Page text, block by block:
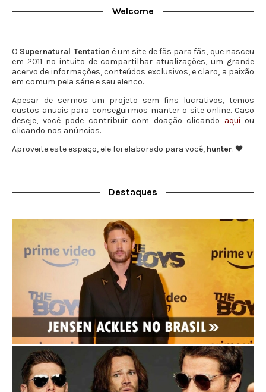
Welcome
O Supernatural Tentation é um site de fãs para fãs, que nasceu
em 2011 no intuito de compartilhar atualizações, um grande
acervo de informações, conteúdos exclusivos, e claro, a paixão
em comum pela série e seu elenco.
Apesar de sermos um projeto sem fins lucrativos, temos
custos anuais para conseguirmos manter o site online. Caso
deseje, você pode contribuir com doação clicando aqui ou
clicando nos anúncios.
Aproveite este espaço, ele foi elaborado para você, hunter. 🖤
Destaques